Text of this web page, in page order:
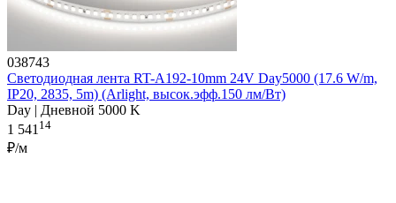
038743
Светодиодная лента RT-A192-10mm 24V Day5000 (17.6 W/m,
IP20, 2835, 5m) (Arlight, высок.эфф.150 лм/Вт)
Day | Дневной 5000 K
1 541 14
₽/м